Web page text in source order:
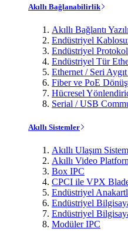
Akıllı Bağlanabilirlik
Akıllı Bağlantı
Endüstriyel
Endüstriyel
Endüstriyel Tür
Ethernet / Seri
Fiber ve PoE
Hücresel
Serial / USB
Akıllı Sistemler
Akıllı Ulaşım
Akıllı Video
Box IPC
CPCI ile VPX
Endüstriyel
Endüstriyel
Endüstriyel
Modüler IPC